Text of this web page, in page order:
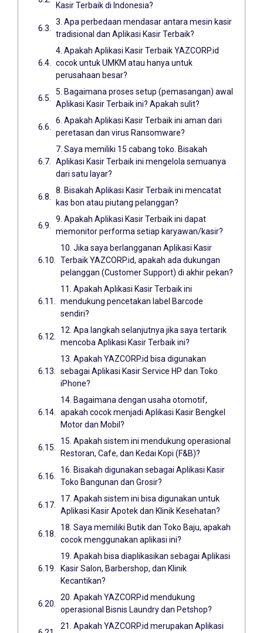
Kasir Terbaik di Indonesia?
3. Apa perbedaan mendasar antara mesin kasir
tradisional dan Aplikasi Kasir Terbaik?
4. Apakah Aplikasi Kasir Terbaik YAZCORP.id
cocok untuk UMKM atau hanya untuk
perusahaan besar?
5. Bagaimana proses setup (pemasangan) awal
Aplikasi Kasir Terbaik ini? Apakah sulit?
6. Apakah Aplikasi Kasir Terbaik ini aman dari
peretasan dan virus Ransomware?
7. Saya memiliki 15 cabang toko. Bisakah
Aplikasi Kasir Terbaik ini mengelola semuanya
dari satu layar?
8. Bisakah Aplikasi Kasir Terbaik ini mencatat
kas bon atau piutang pelanggan?
9. Apakah Aplikasi Kasir Terbaik ini dapat
memonitor performa setiap karyawan/kasir?
10. Jika saya berlangganan Aplikasi Kasir
Terbaik YAZCORP.id, apakah ada dukungan
pelanggan (Customer Support) di akhir pekan?
11. Apakah Aplikasi Kasir Terbaik ini
mendukung pencetakan label Barcode
sendiri?
12. Apa langkah selanjutnya jika saya tertarik
mencoba Aplikasi Kasir Terbaik ini?
13. Apakah YAZCORP.id bisa digunakan
sebagai Aplikasi Kasir Service HP dan Toko
iPhone?
14. Bagaimana dengan usaha otomotif,
apakah cocok menjadi Aplikasi Kasir Bengkel
Motor dan Mobil?
15. Apakah sistem ini mendukung operasional
Restoran, Cafe, dan Kedai Kopi (F&B)?
16. Bisakah digunakan sebagai Aplikasi Kasir
Toko Bangunan dan Grosir?
17. Apakah sistem ini bisa digunakan untuk
Aplikasi Kasir Apotek dan Klinik Kesehatan?
18. Saya memiliki Butik dan Toko Baju, apakah
cocok menggunakan aplikasi ini?
19. Apakah bisa diaplikasikan sebagai Aplikasi
Kasir Salon, Barbershop, dan Klinik
Kecantikan?
20. Apakah YAZCORP.id mendukung
operasional Bisnis Laundry dan Petshop?
21. Apakah YAZCORP.id merupakan Aplikasi